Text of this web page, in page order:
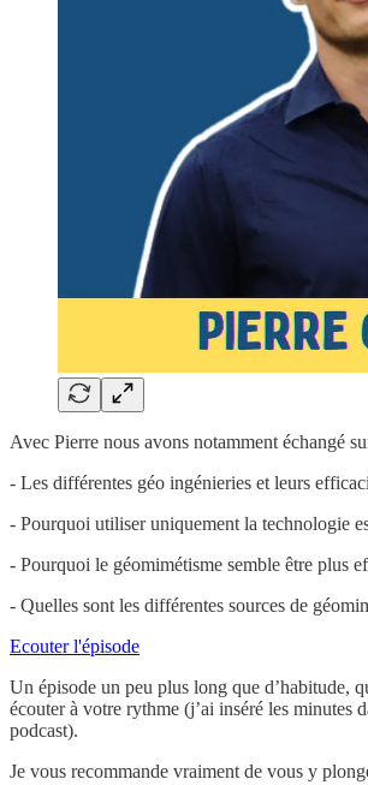
Avec Pierre nous avons notamment échangé
- Les différentes géo ingénieries et leurs
- Pourquoi utiliser uniquement la technologie
- Pourquoi le géomimétisme semble être plus
- Quelles sont les différentes sources de
Ecouter l'épisode
Un épisode un peu plus long que d’habitude,
écouter à votre rythme (j’ai inséré les minutes
podcast).
Je vous recommande vraiment de vous y